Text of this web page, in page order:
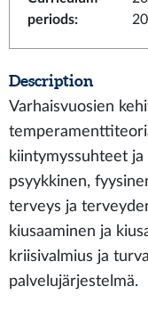
periods:
Description
Varhaisvuosien
kiintymyssuhteet
psyykkinen,
terveys ja
kiusaaminen ja
kriisivalmius ja
palvelujärjestelmä.